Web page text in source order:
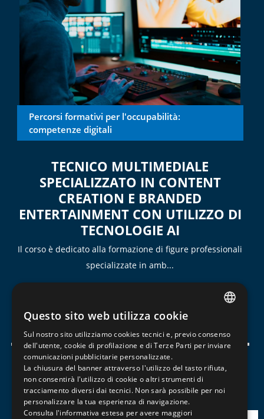
Percorsi formativi per l'occupabilità:
competenze digitali
TECNICO MULTIMEDIALE
SPECIALIZZATO IN CONTENT
CREATION E BRANDED
ENTERTAINMENT CON UTILIZZO DI
TECNOLOGIE AI
Il corso è dedicato alla formazione di figure professionali
specializzate in amb...
Scopri il corso
1
ENGLISH
Questo sito web utilizza cookie
Sul nostro sito utilizziamo cookies tecnici e, previo consenso
dell'utente, cookie di profilazione e di Terze Parti per inviare
comunicazioni pubblicitarie personalizzate.
La chiusura del banner attraverso l'utilizzo del tasto rifiuta,
non consentirà l'utilizzo di cookie o altri strumenti di
tracciamento diversi dai tecnici. Non sarà possibile per noi
personalizzare la tua esperienza di navigazione.
Consulta l'informativa estesa per avere maggiori